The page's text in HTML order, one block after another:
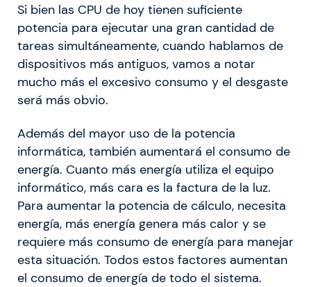
Si bien las CPU de hoy tienen suficiente
potencia para ejecutar una gran cantidad de
tareas simultáneamente, cuando hablamos de
dispositivos más antiguos, vamos a notar
mucho más el excesivo consumo y el desgaste
será más obvio.
Además del mayor uso de la potencia
informática, también aumentará el consumo de
energía. Cuanto más energía utiliza el equipo
informático, más cara es la factura de la luz.
Para aumentar la potencia de cálculo, necesita
energía, más energía genera más calor y se
requiere más consumo de energía para manejar
esta situación. Todos estos factores aumentan
el consumo de energía de todo el sistema.